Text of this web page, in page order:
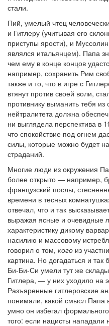
стали.
Пий, умелый чтец
и Гитлеру (учитывая его
приступы ярости), и
являлся итальянцем). Папа
чем ему в конце концов
например, сохранить Рим
также и то, что в игре с
втянут против своей воли,
противнику выманить тебя
нейтралитета должна
ни выглядела перспектива в
что спокойствие под огнем
силы, которые можно будет
страданий.
Многие люди из окружения
более открыто — например,
французский послы,
времени в тесных
отвечал, что и так
выражая ясные и очевидные
характеристику дикому
насилию и массовому
говорил о том, кого из
картина. Но догадаться и
Би-Би-Си умели тут же
Гитлера, — у них уходило на
Разъяренные гитлеровские
понимали, какой смысл Папа
умно он избегал
того: если нацисты нападали